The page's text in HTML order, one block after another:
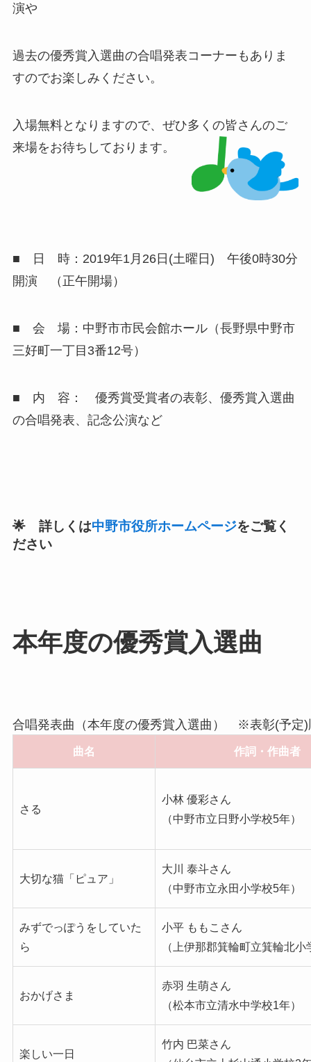
演や
過去の優秀賞入選曲の合唱発表コーナーもありま
すのでお楽しみください。
入場無料となりますので、ぜひ多くの皆さんのご
来場をお待ちしております。
■ 日 時：2019年1月26日(土曜日) 午後0時30分
開演 （正午開場）
■ 会 場：中野市市民会館ホール（長野県中野市
三好町一丁目3番12号）
■ 内 容： 優秀賞受賞者の表彰、優秀賞入選曲
の合唱発表、記念公演など
🌟 詳しくは中野市役所ホームページをご覧く
ださい
本年度の優秀賞入選曲
合唱発表曲（本年度の優秀賞入選曲） ※表彰(予定)
曲名 作詞・作曲者
さる
小林 優彩さん
（中野市立日野小学校5年）
大切な猫「ピュア」
大川 泰斗さん
（中野市立永田小学校5年）
みずでっぽうをしていた
ら
小平 ももこさん
（上伊那郡箕輪町立箕輪北小
おかげさま
赤羽 生萌さん
（松本市立清水中学校1年）
楽しい一日
竹内 巴菜さん